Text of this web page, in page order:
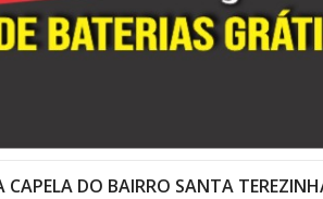
DO BAIRRO SANTA